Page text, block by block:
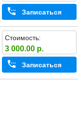
Записаться
Стоимость:
3 000.00 р.
Записаться